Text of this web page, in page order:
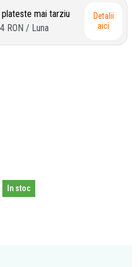
plateste mai tarziu
RON / Luna
Detalii
aici
In stoc